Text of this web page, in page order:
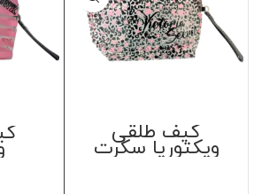
کیف طلقی
ویکتوریا سکرت